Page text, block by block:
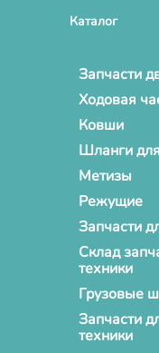
Каталог
Запчасти
Ходовая
Ковши
Шланги
Метизы
Режущие
Запчасти
Склад
техники
Грузовые
Запчасти
техники